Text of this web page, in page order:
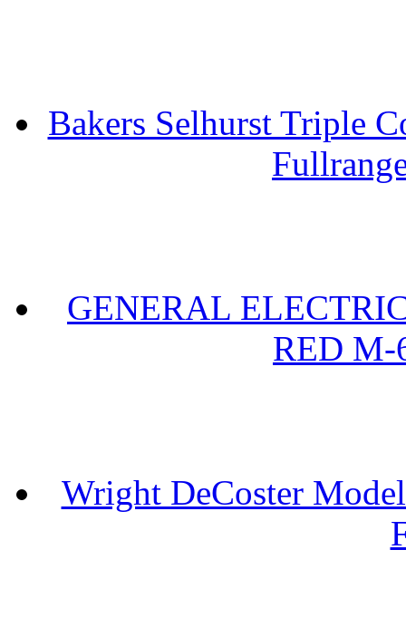
Bakers Selhurst Triple
GENERAL
RED M-
Wright DeCoster